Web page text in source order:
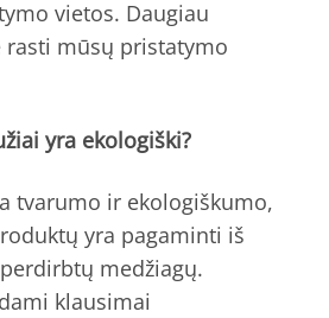
vietos. Daugiau
mūsų pristatymo
yra ekologiški?
tvarumo ir ekologiškumo,
yra pagaminti iš
medžiagų.
klausimai